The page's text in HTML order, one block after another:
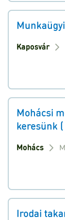
Kaposvár
Mohácsi
keresünk
Mohács
Irodai